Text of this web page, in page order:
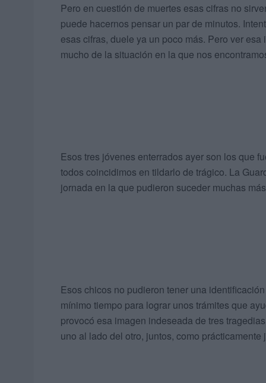
Pero en cuestión de muertes esas cifras no
puede hacernos pensar un par de minutos.
esas cifras, duele ya un poco más. Pero ver
mucho de la situación en la que nos
Esos tres jóvenes enterrados ayer son los que
todos coincidimos en tildarlo de trágico. La
jornada en la que pudieron suceder muchas
Esos chicos no pudieron tener una
mínimo tiempo para lograr unos trámites que
provocó esa imagen indeseada de tres
uno al lado del otro, juntos, como prácticamente